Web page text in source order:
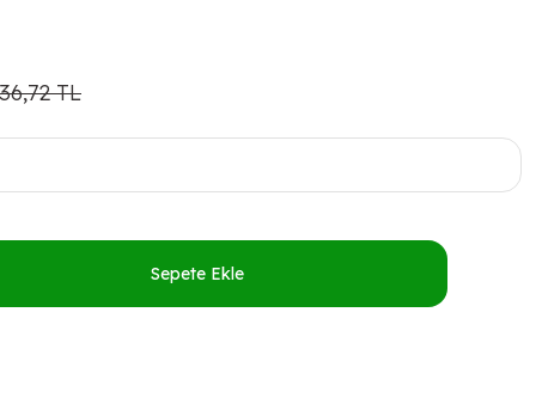
TL
Sepete Ekle